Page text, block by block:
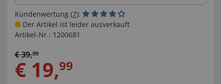
Kundenwertung (7):
Der Artikel ist leider ausverkauft
Artikel-Nr.: 1200681
€39,99
€ 19,99